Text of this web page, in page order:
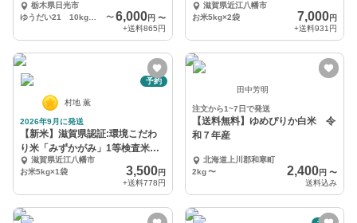
栃木県日光市
〜 6,000円 〜
+送料865円
10kg滋賀県近江八幡市
お米5kg×2袋
7,000円
+送料931円
予約
村地 薫
2026年9月に発送
【新米】滋賀県認証:環境こだわ
り米「みずかがみ」1等検査米
5kg滋賀県近江八幡市
お米5kg×1袋
3,500円
+送料778円
田中芳明
注文から1~7日で発送
【送料無料】ゆめぴりか白米 令
和７年産
北海道上川郡和寒町
2kg 〜 2,400円 〜
送料込み